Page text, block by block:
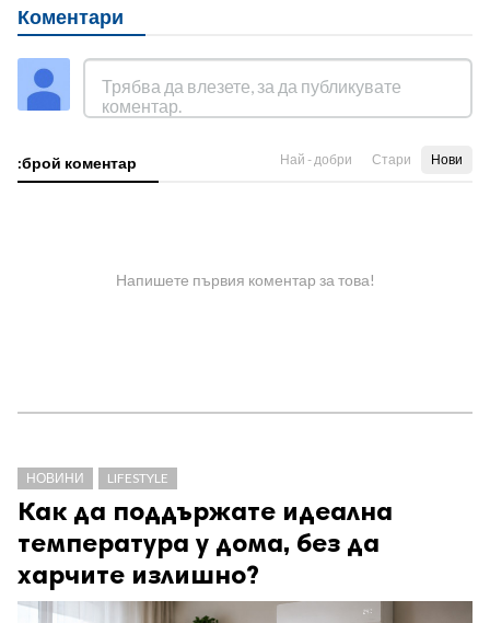
Коментари
:брой коментар Най - добри Стари Нови
Напишете първия коментар за това!
НОВИНИ LIFESTYLE
Как да поддържате идеална
температура у дома, без да
харчите излишно?